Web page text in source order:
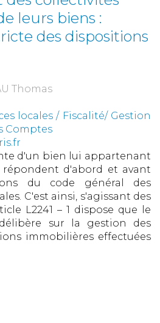
leurs biens :
des dispositions
Thomas
locales / Fiscalité/ Gestion
Comptes
d'un bien lui appartenant
d'abord et avant
du code général des
C'est ainsi, s'agissant des
L2241 – 1 dispose que le
sur la gestion des
immobilières effectuées